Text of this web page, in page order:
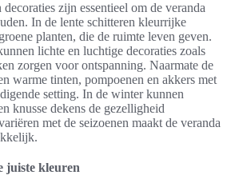
decoraties zijn essentieel om de veranda
In de lente schitteren kleurrijke
planten, die de ruimte leven geven.
lichte en luchtige decoraties zoals
zorgen voor ontspanning. Naarmate de
warme tinten, pompoenen en akkers met
setting. In de winter kunnen
knusse dekens de gezelligheid
met de seizoenen maakt de veranda
juiste kleuren